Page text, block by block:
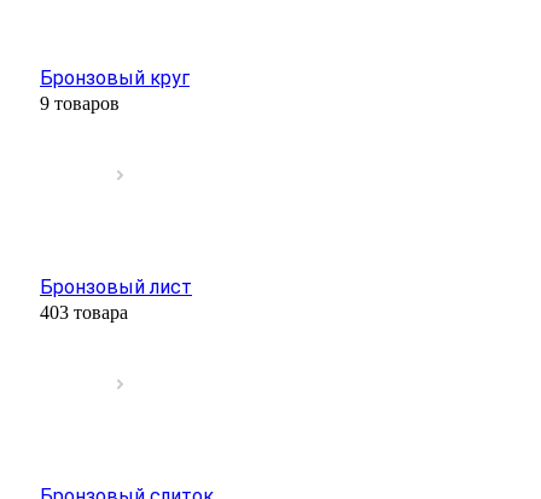
Бронзовый круг
9 товаров
Бронзовый лист
403 товара